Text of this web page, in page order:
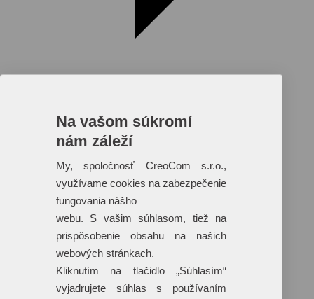
Reklamné predmety s plnofarebnou
potlačou
Dáždniky
Tašky
Hračky
Klobúky
Na vašom súkromí
nám záleží
My, spoločnosť CreoCom s.r.o.,
využívame cookies na zabezpečenie
fungovania nášho
webu. S vašim súhlasom, tiež na
prispôsobenie obsahu na našich
webových stránkach.
Kliknutím na tlačidlo „Súhlasím“
vyjadrujete súhlas s používaním